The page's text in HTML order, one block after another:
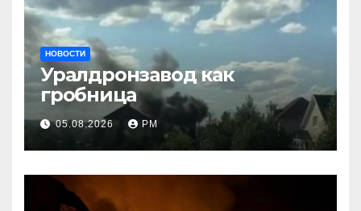
НОВОСТИ
Уралдронзавод как
гробница
05.08.2026 РМ